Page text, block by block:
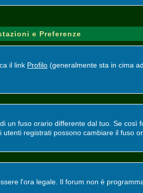
e Preferenze
il link Profilo (generalmente sta in cima
fuso orario differente dal tuo. Se
registrati possono cambiare il fuso
l'ora legale. Il forum non è